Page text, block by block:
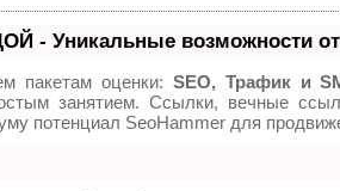
- Уникальные возможности от
пакетам оценки: SEO, Трафик и
занятием. Ссылки, вечные
потенциал SeoHammer для